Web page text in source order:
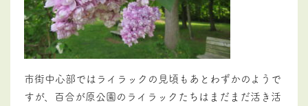
市街中心部ではライラックの見頃もあとわずかのようで
すが、百合が原公園のライラックたちはまだまだ活き活